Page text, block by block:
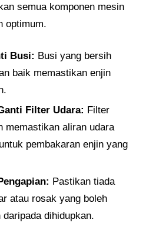
semua komponen mesin
optimum.
Busi: Busi yang bersih
baik memastikan enjin
Filter Udara: Filter
memastikan aliran udara
pembakaran enjin yang
Pastikan tiada
atau rosak yang boleh
daripada dihidupkan.